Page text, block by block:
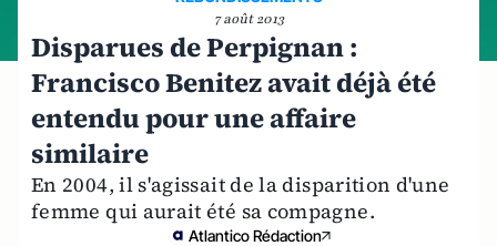
7 août 2013
Disparues de Perpignan :
Francisco Benitez avait déjà été
entendu pour une affaire
similaire
En 2004, il s'agissait de la disparition d'une
femme qui aurait été sa compagne.
Atlantico Rédaction